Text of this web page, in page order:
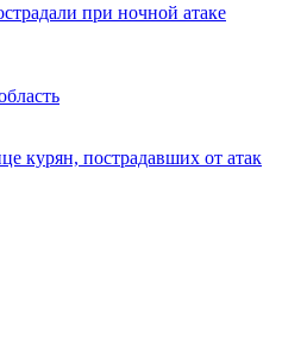
при ночной атаке
курян, пострадавших от атак